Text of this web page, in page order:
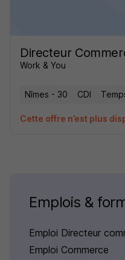
Directeur
Work & You
Nîmes - 30 CDI
Cette offre n’est plus
Emplois &
Emploi Directeur
Emploi Commerce